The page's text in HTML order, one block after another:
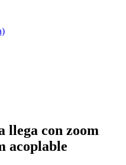
con zoom
acoplable